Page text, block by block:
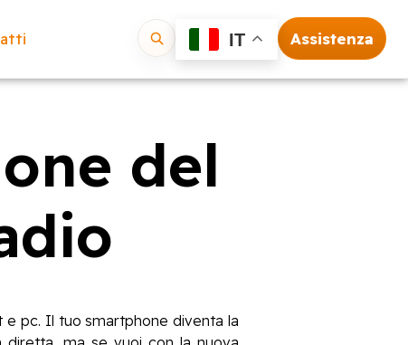
IT Assistenza
del
e pc. Il tuo smartphone diventa la